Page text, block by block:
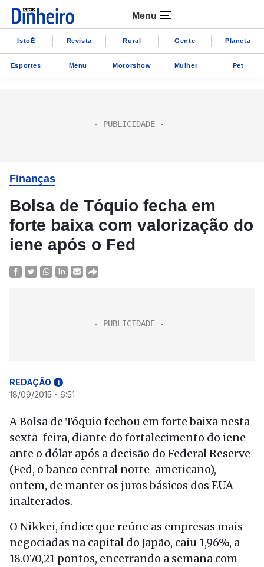
Menu
IstoÉ Revista Rural Gente Planeta
Esportes Menu Motorshow Mulher Pet
Finanças
Bolsa de Tóquio fecha em
forte baixa com valorização do
iene após o Fed
REDAÇÃO i
18/09/2015 - 6:51
A Bolsa de Tóquio fechou em forte baixa nesta
sexta-feira, diante do fortalecimento do iene
ante o dólar após a decisão do Federal Reserve
(Fed, o banco central norte-americano),
ontem, de manter os juros básicos dos EUA
inalterados.
O Nikkei, índice que reúne as empresas mais
negociadas na capital do Japão, caiu 1,96%, a
18.070,21 pontos, encerrando a semana com